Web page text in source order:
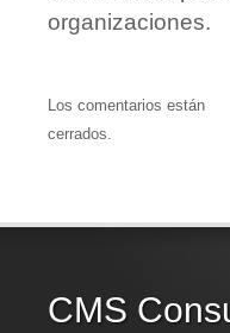
organizaciones.
Los comentarios están
cerrados.
CMS